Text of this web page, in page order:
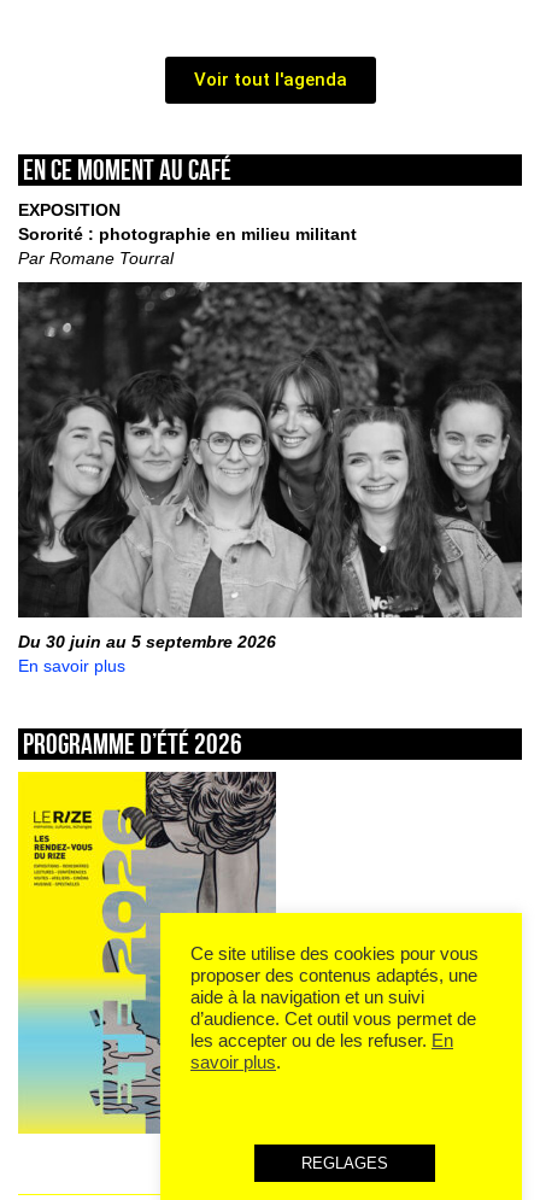
Voir tout l'agenda
En ce moment au café
EXPOSITION
Sororité : photographie en milieu militant
Par Romane Tourral
Du 30 juin au 5 septembre 2026
En savoir plus
Programme d’été 2026
Ce site utilise des cookies pour vous
proposer des contenus adaptés, une
aide à la navigation et un suivi
d’audience. Cet outil vous permet de
les accepter ou de les refuser. En
savoir plus.
REGLAGES